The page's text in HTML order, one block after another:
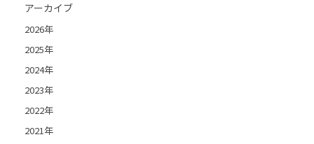
アーカイブ
2026年
2025年
2024年
2023年
2022年
2021年